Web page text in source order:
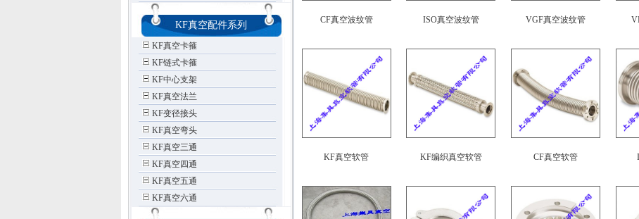
KF真空配件系列
KF真空卡箍
KF链式卡箍
KF中心支架
KF真空法兰
KF变径接头
KF真空弯头
KF真空三通
KF真空四通
KF真空五通
KF真空六通
CF真空波纹管 ISO真空波纹管 VGF真空波纹管
KF真空软管 KF编织真空软管 CF真空软管